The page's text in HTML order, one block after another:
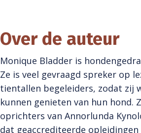
Over de auteur
Monique Bladder is
Ze is veel gevraagd spreker op
tientallen begeleiders, zodat zij
kunnen genieten van hun hond.
oprichters van Annorlunda
dat geaccrediteerde